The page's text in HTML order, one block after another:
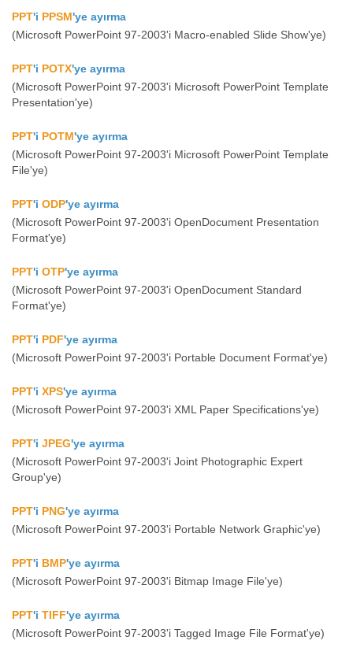
PPT'i PPSM'ye ayırma
(Microsoft PowerPoint 97-2003'i Macro-enabled Slide Show'ye)
PPT'i POTX'ye ayırma
(Microsoft PowerPoint 97-2003'i Microsoft PowerPoint Template
Presentation'ye)
PPT'i POTM'ye ayırma
(Microsoft PowerPoint 97-2003'i Microsoft PowerPoint Template
File'ye)
PPT'i ODP'ye ayırma
(Microsoft PowerPoint 97-2003'i OpenDocument Presentation
Format'ye)
PPT'i OTP'ye ayırma
(Microsoft PowerPoint 97-2003'i OpenDocument Standard
Format'ye)
PPT'i PDF'ye ayırma
(Microsoft PowerPoint 97-2003'i Portable Document Format'ye)
PPT'i XPS'ye ayırma
(Microsoft PowerPoint 97-2003'i XML Paper Specifications'ye)
PPT'i JPEG'ye ayırma
(Microsoft PowerPoint 97-2003'i Joint Photographic Expert
Group'ye)
PPT'i PNG'ye ayırma
(Microsoft PowerPoint 97-2003'i Portable Network Graphic'ye)
PPT'i BMP'ye ayırma
(Microsoft PowerPoint 97-2003'i Bitmap Image File'ye)
PPT'i TIFF'ye ayırma
(Microsoft PowerPoint 97-2003'i Tagged Image File Format'ye)